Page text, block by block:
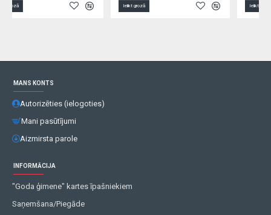
MANS KONTS
Autorizēties (ielogoties)
Mani pasūtījumi
Aizmirsta parole
INFORMĀCIJA
"Goda ģimene" kartes īpašniekiem
Saņemšana/Piegāde